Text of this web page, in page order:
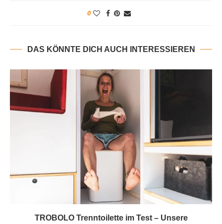
0
DAS KÖNNTE DICH AUCH INTERESSIEREN
TROBOLO Trenntoilette im Test – Unsere